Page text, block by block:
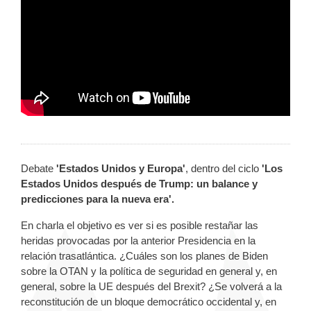
Debate 'Estados Unidos y Europa', dentro del ciclo 'Los
Estados Unidos después de Trump: un balance y
predicciones para la nueva era'.
En charla el objetivo es ver si es posible restañar las
heridas provocadas por la anterior Presidencia en la
relación trasatlántica. ¿Cuáles son los planes de Biden
sobre la OTAN y la política de seguridad en general y, en
general, sobre la UE después del Brexit? ¿Se volverá a la
reconstitución de un bloque democrático occidental y, en